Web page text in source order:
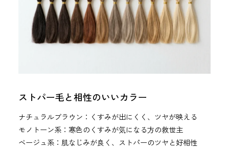
ストパー毛と相性のいいカラー
ナチュラルブラウン：くすみが出にくく、ツヤが映える
モノトーン系：寒色のくすみが気になる方の救世主
ベージュ系：肌なじみが良く、ストパーのツヤと好相性